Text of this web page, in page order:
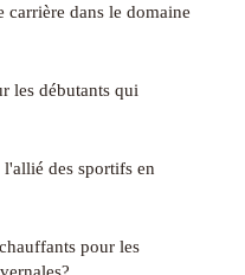
carrière dans le domaine
les débutants qui
des sportifs en
pour les